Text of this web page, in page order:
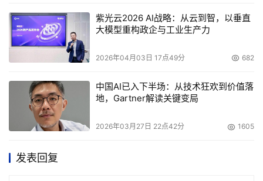
紫光云2026 AI战略：从云到智，以垂直
大模型重构政企与工业生产力
2026年04月03日 17点49分 682
中国AI已入下半场：从技术狂欢到价值落
地，Gartner解读关键变局
2026年03月27日 22点42分 1605
发表回复